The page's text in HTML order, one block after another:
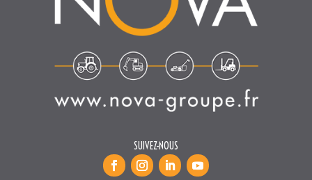
SUIVEZ-NOUS